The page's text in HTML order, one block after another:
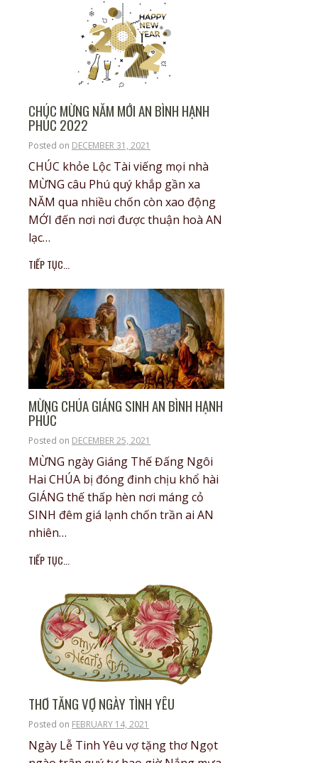
CHÚC MỪNG NĂM MỚI AN BÌNH HẠNH
PHÚC 2022
Posted on DECEMBER 31, 2021
CHÚC khỏe Lộc Tài viếng mọi nhà
MỪNG câu Phú quý khắp gần xa
NĂM qua nhiều chốn còn xao động
MỚI đến nơi nơi được thuận hoà AN
lạc…
TIẾP TỤC...
MỪNG CHÚA GIÁNG SINH AN BÌNH HẠNH
PHÚC
Posted on DECEMBER 25, 2021
MỪNG ngày Giáng Thế Đấng Ngôi
Hai CHÚA bị đóng đinh chịu khổ hài
GIÁNG thế thấp hèn nơi máng cỏ
SINH đêm giá lạnh chốn trần ai AN
nhiên…
TIẾP TỤC...
THƠ TĂNG VỢ NGÀY TÌNH YÊU
Posted on FEBRUARY 14, 2021
Ngày Lễ Tinh Yêu vợ tặng thơ Ngọt